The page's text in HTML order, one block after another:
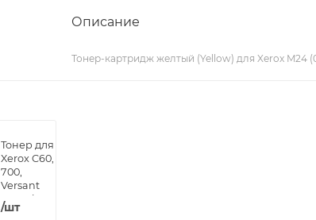
Описание
Тонер-картридж желтый (Yellow) для Xerox M24
Тонер для
Xerox C60,
700,
Versant
80, Color
550, 1000,
/шт